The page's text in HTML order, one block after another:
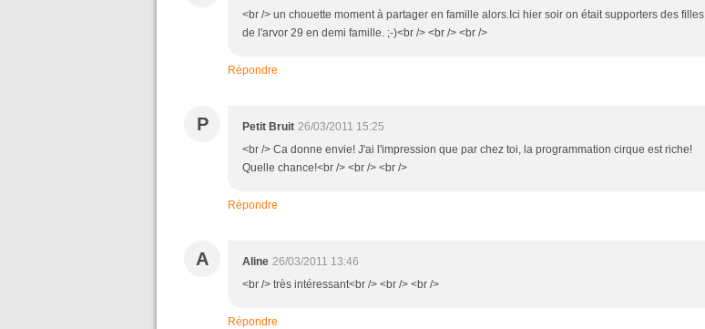
<br /> un chouette moment à partager en famille alors.Ici hier soir on était supporters des filles
de l'arvor 29 en demi famille. ;-)<br /> <br /> <br />
Répondre
P Petit Bruit 26/03/2011 15:25
<br /> Ca donne envie! J'ai l'impression que par chez toi, la programmation cirque est riche!
Quelle chance!<br /> <br /> <br />
Répondre
A Aline 26/03/2011 13:46
<br /> très intéressant<br /> <br /> <br />
Répondre